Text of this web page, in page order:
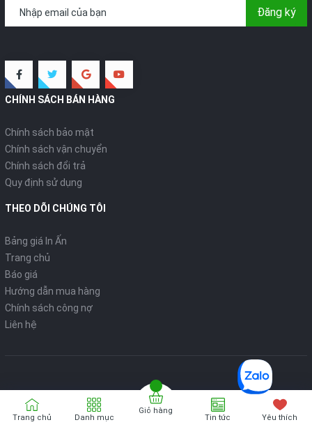
Đăng ký
CHÍNH SÁCH BÁN HÀNG
Chính sách bảo mật
Chính sách vận chuyển
Chính sách đổi trả
Quy định sử dụng
THEO DÕI CHÚNG TÔI
Bảng giá In Ấn
Trang chủ
Báo giá
Hướng dẫn mua hàng
Chính sách công nợ
Liên hệ
Bản quyển thuộc về VPP ONLINE
Trang chủ Danh mục
Giỏ hàng
Tin tức Yêu thích